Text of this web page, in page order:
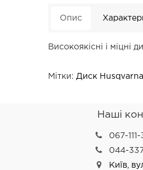
Опис
Високоякісні і міцні
Мітки: Диск
Наші
067-
044-
Київ,